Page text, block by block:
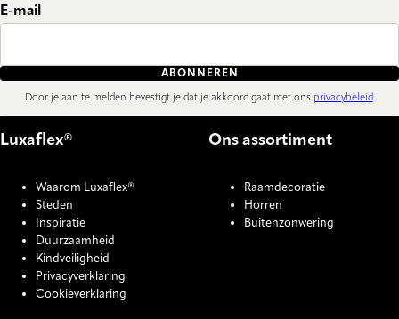
E-mail
ABONNEREN
Door je aan te melden bevestigt je dat je akkoord gaat met ons privacybeleid.
Luxaflex®
Waarom Luxaflex®
Steden
Inspiratie
Duurzaamheid
Kindveiligheid
Privacyverklaring
Cookieverklaring
Ons assortiment
Raamdecoratie
Horren
Buitenzonwering